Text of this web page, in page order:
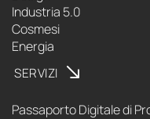
Industria 5.0
Cosmesi
Energia
SERVIZI
Passaporto Digitale di